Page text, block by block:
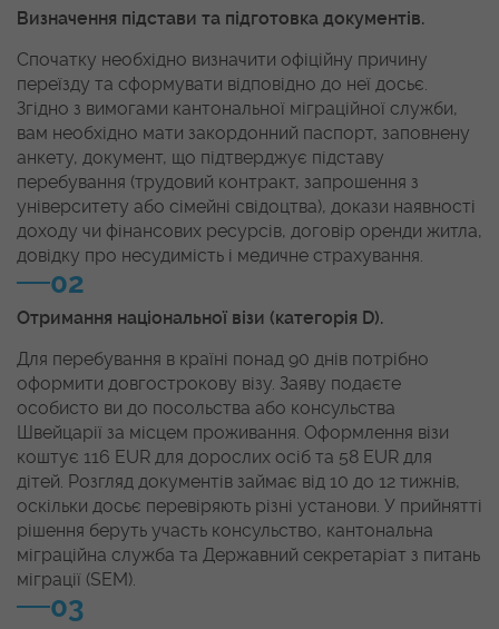
Визначення підстави та підготовка документів.
Спочатку необхідно визначити офіційну причину
переїзду та сформувати відповідно до неї досьє.
Згідно з вимогами кантональної міграційної служби,
вам необхідно мати закордонний паспорт, заповнену
анкету, документ, що підтверджує підставу
перебування (трудовий контракт, запрошення з
університету або сімейні свідоцтва), докази наявності
доходу чи фінансових ресурсів, договір оренди житла,
довідку про несудимість і медичне страхування.
02
Отримання національної візи (категорія D).
Для перебування в країні понад 90 днів потрібно
оформити довгострокову візу. Заяву подаєте
особисто ви до посольства або консульства
Швейцарії за місцем проживання. Оформлення візи
коштує 116 EUR для дорослих осіб та 58 EUR для
дітей. Розгляд документів займає від 10 до 12 тижнів,
оскільки досьє перевіряють різні установи. У прийнятті
рішення беруть участь консульство, кантональна
міграційна служба та Державний секретаріат з питань
міграції (SEM).
03